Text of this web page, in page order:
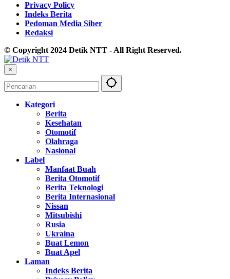
Privacy Policy
Indeks Berita
Pedoman Media Siber
Redaksi
© Copyright 2024 Detik NTT - All Right Reserved.
×
Kategori
Berita
Kesehatan
Otomotif
Olahraga
Nasional
Label
Manfaat Buah
Berita Otomotif
Berita Teknologi
Berita Internasional
Nissan
Mitsubishi
Rusia
Ukraina
Buat Lemon
Buat Apel
Laman
Indeks Berita